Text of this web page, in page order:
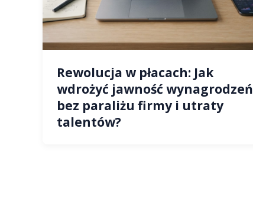
Rewolucja w płacach: Jak
wdrożyć jawność wynagrodzeń
bez paraliżu firmy i utraty
talentów?